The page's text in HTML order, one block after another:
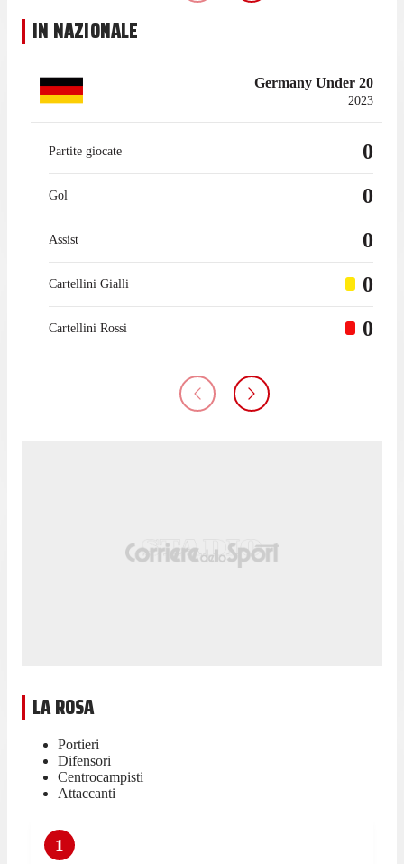
IN NAZIONALE
Germany Under 20
2023
Partite giocate 0
Gol 0
Assist 0
Cartellini Gialli 0
Cartellini Rossi 0
LA ROSA
Portieri
Difensori
Centrocampisti
Attaccanti
1